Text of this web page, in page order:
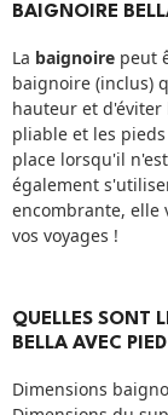
BAIGNOIRE
La baignoire peut
baignoire (inclus)
hauteur et d'éviter
pliable et les
place lorsqu'il
également
encombrante, elle
vos voyages !
QUELLES SONT
BELLA AVEC
Dimensions